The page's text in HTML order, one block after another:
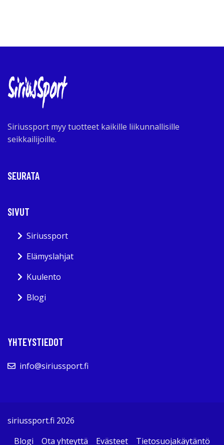
Siriussport myy tuotteet kaikille liikunnallisille
seikkailijoille.
SEURATA
SIVUT
Siriussport
Elämyslahjat
Kuulento
Blogi
YHTEYSTIEDOT
info@siriussport.fi
siriussport.fi 2026
Blogi
Ota yhteyttä Evästeet Tietosuojakäytäntö